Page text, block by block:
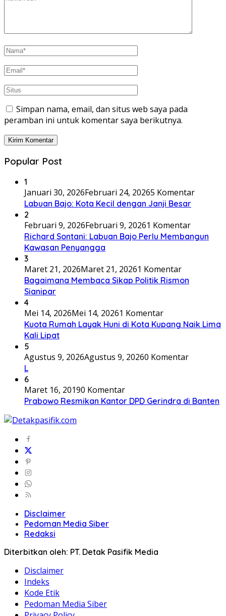
Simpan nama, email, dan situs web saya pada
peramban ini untuk komentar saya berikutnya.
Popular Post
1
Januari 30, 2026Februari 24, 20265 Komentar
Labuan Bajo: Kota Kecil dengan Janji Besar
2
Februari 9, 2026Februari 9, 20261 Komentar
Richard Sontani: Labuan Bajo Perlu Membangun
Kawasan Penyangga
3
Maret 21, 2026Maret 21, 20261 Komentar
Bagaimana Membaca Sikap Politik Rismon
Sianipar
4
Mei 14, 2026Mei 14, 20261 Komentar
Kuota Rumah Layak Huni di Kota Kupang Naik Lima
Kali Lipat
5
Agustus 9, 2026Agustus 9, 20260 Komentar
L
6
Maret 16, 20190 Komentar
Prabowo Resmikan Kantor DPD Gerindra di Banten
Disclaimer
Pedoman Media Siber
Redaksi
Diterbitkan oleh: PT. Detak Pasifik Media
Disclaimer
Indeks
Kode Etik
Pedoman Media Siber